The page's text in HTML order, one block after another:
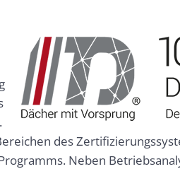
des
Neben